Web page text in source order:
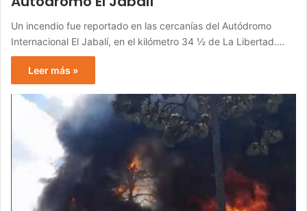
Un incendio fue reportado en las cercanías del Autódromo
Internacional El Jabalí, en el kilómetro 34 ½ de La Libertad.…
Leer más »